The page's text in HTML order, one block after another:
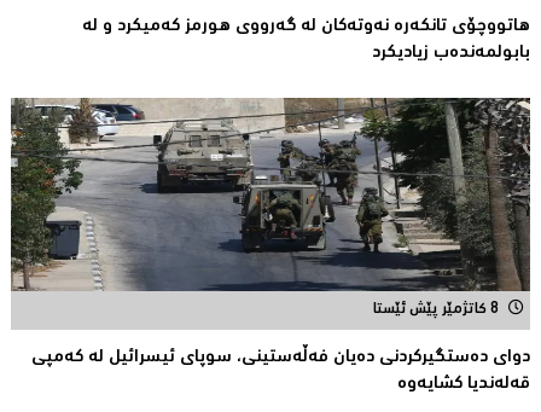
هاتووچۆی تانكەرە نەوتەكان لە گەرووی هورمز کەمیکرد و لە
بابولمەندەب زیادیكرد
8 کاتژمێر پێش ئێستا
دوای دەستگیركردنی دەیان فەڵەستینی، سوپای ئیسرائیل لە كەمپی
قەلەندیا كشایەوە